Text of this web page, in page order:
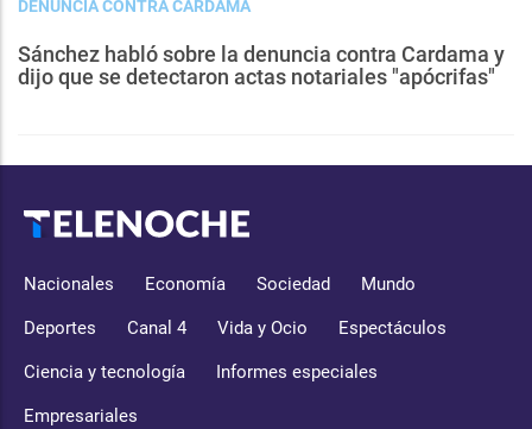
DENUNCIA CONTRA CARDAMA
Sánchez habló sobre la denuncia contra Cardama y
dijo que se detectaron actas notariales "apócrifas"
Nacionales Economía Sociedad Mundo
Deportes Canal 4 Vida y Ocio Espectáculos
Ciencia y tecnología Informes especiales
Empresariales